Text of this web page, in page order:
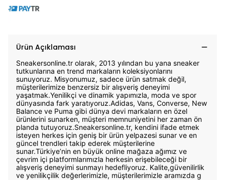
Ürün Açıklaması
Sneakersonline.tr olarak, 2013 yılından bu yana sneaker
tutkunlarına en trend markaların koleksiyonlarını
sunuyoruz. Misyonumuz, sadece ürün satmak değil,
müşterilerimize benzersiz bir alışveriş deneyimi
yaşatmak.Yenilikçi ve dinamik yapımızla, moda ve spor
dünyasında fark yaratıyoruz.Adidas, Vans, Converse, New
Balance ve Puma gibi dünya devi markaların en özel
ürünlerini sunarken, müşteri memnuniyetini her zaman ön
planda tutuyoruz.Sneakersonline.tr, kendini ifade etmek
isteyen herkes için geniş bir ürün yelpazesi sunar ve en
güncel trendleri takip ederek müşterilerine
sunar.Türkiye’nin en büyük online mağaza ağımız ve
çevrim içi platformlarımızla herkesin erişebileceği bir
alışveriş deneyimi sunmayı hedefliyoruz. Kalite,güvenilirlik
ve yenilikçilik değerlerimizle, müşterilerimizle aramızda g